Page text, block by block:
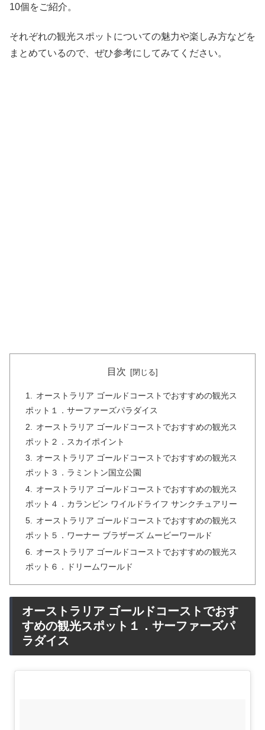
10個をご紹介。
それぞれの観光スポットについての魅力や楽しみ方などを
まとめているので、ぜひ参考にしてみてください。
目次
オーストラリア ゴールドコーストでおすすめの観光ス
ポット１．サーファーズパラダイス
オーストラリア ゴールドコーストでおすすめの観光ス
ポット２．スカイポイント
オーストラリア ゴールドコーストでおすすめの観光ス
ポット３．ラミントン国立公園
オーストラリア ゴールドコーストでおすすめの観光ス
ポット４．カランビン ワイルドライフ サンクチュアリー
オーストラリア ゴールドコーストでおすすめの観光ス
ポット５．ワーナー ブラザーズ ムービーワールド
オーストラリア ゴールドコーストでおすすめの観光ス
ポット６．ドリームワールド
オーストラリア ゴールドコーストでおす
すめの観光スポット１．サーファーズパ
ラダイス